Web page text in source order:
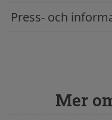
Press- och
Mer